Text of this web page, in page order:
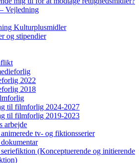
Vejledning
Kulturplusmidler
og stipendier
2022
2018
til filmforlig 2024-2027
til filmforlig 2019-2023
arbejde
tv- og fiktionsserier
(Konceptuerende og initierende